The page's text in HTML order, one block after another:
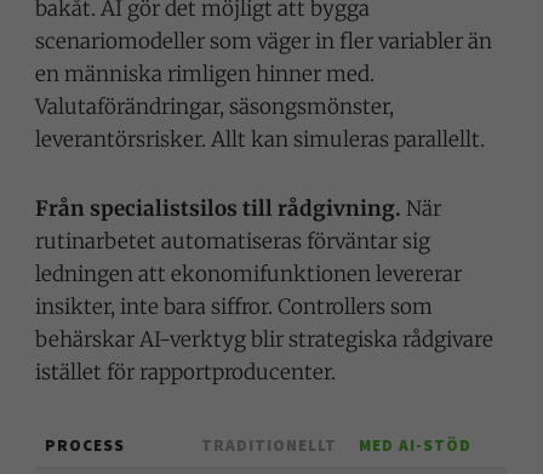
bakåt. AI gör det möjligt att bygga
scenariomodeller som väger in fler variabler än
en människa rimligen hinner med.
Valutaförändringar, säsongsmönster,
leverantörsrisker. Allt kan simuleras parallellt.
Från specialistsilos till rådgivning. När
rutinarbetet automatiseras förväntar sig
ledningen att ekonomifunktionen levererar
insikter, inte bara siffror. Controllers som
behärskar AI-verktyg blir strategiska rådgivare
istället för rapportproducenter.
PROCESS TRADITIONELLT MED AI-STÖD